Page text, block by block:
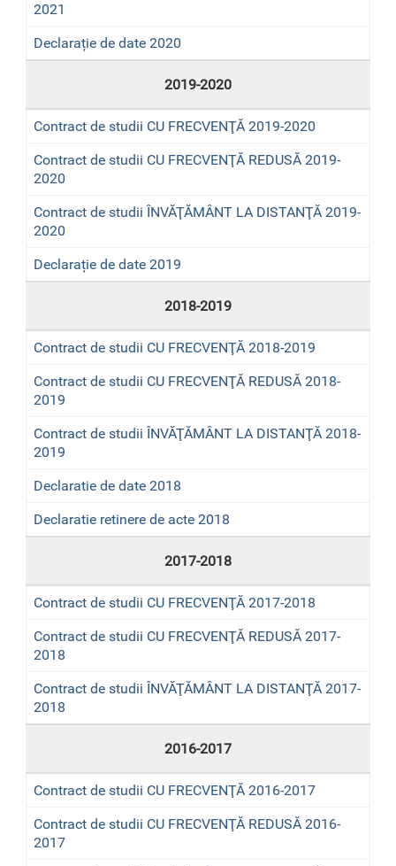
2021
Declarație de date 2020
2019-2020
Contract de studii CU FRECVENŢĂ 2019-2020
Contract de studii CU FRECVENŢĂ REDUSĂ 2019-
2020
Contract de studii ÎNVĂŢĂMÂNT LA DISTANŢĂ 2019-
2020
Declarație de date 2019
2018-2019
Contract de studii CU FRECVENŢĂ 2018-2019
Contract de studii CU FRECVENŢĂ REDUSĂ 2018-
2019
Contract de studii ÎNVĂŢĂMÂNT LA DISTANŢĂ 2018-
2019
Declaratie de date 2018
Declaratie retinere de acte 2018
2017-2018
Contract de studii CU FRECVENŢĂ 2017-2018
Contract de studii CU FRECVENŢĂ REDUSĂ 2017-
2018
Contract de studii ÎNVĂŢĂMÂNT LA DISTANŢĂ 2017-
2018
2016-2017
Contract de studii CU FRECVENŢĂ 2016-2017
Contract de studii CU FRECVENŢĂ REDUSĂ 2016-
2017